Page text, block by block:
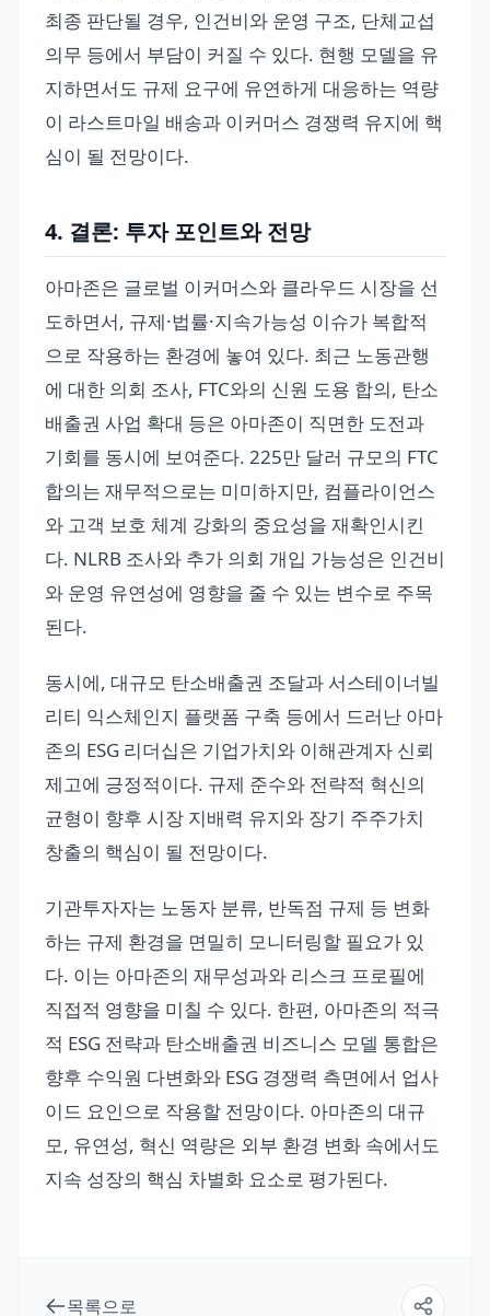
최종 판단될 경우, 인건비와 운영 구조, 단체교섭
의무 등에서 부담이 커질 수 있다. 현행 모델을 유
지하면서도 규제 요구에 유연하게 대응하는 역량
이 라스트마일 배송과 이커머스 경쟁력 유지에 핵
심이 될 전망이다.
4. 결론: 투자 포인트와 전망
아마존은 글로벌 이커머스와 클라우드 시장을 선
도하면서, 규제·법률·지속가능성 이슈가 복합적
으로 작용하는 환경에 놓여 있다. 최근 노동관행
에 대한 의회 조사, FTC와의 신원 도용 합의, 탄소
배출권 사업 확대 등은 아마존이 직면한 도전과
기회를 동시에 보여준다. 225만 달러 규모의 FTC
합의는 재무적으로는 미미하지만, 컴플라이언스
와 고객 보호 체계 강화의 중요성을 재확인시킨
다. NLRB 조사와 추가 의회 개입 가능성은 인건비
와 운영 유연성에 영향을 줄 수 있는 변수로 주목
된다.
동시에, 대규모 탄소배출권 조달과 서스테이너빌
리티 익스체인지 플랫폼 구축 등에서 드러난 아마
존의 ESG 리더십은 기업가치와 이해관계자 신뢰
제고에 긍정적이다. 규제 준수와 전략적 혁신의
균형이 향후 시장 지배력 유지와 장기 주주가치
창출의 핵심이 될 전망이다.
기관투자자는 노동자 분류, 반독점 규제 등 변화
하는 규제 환경을 면밀히 모니터링할 필요가 있
다. 이는 아마존의 재무성과와 리스크 프로필에
직접적 영향을 미칠 수 있다. 한편, 아마존의 적극
적 ESG 전략과 탄소배출권 비즈니스 모델 통합은
향후 수익원 다변화와 ESG 경쟁력 측면에서 업사
이드 요인으로 작용할 전망이다. 아마존의 대규
모, 유연성, 혁신 역량은 외부 환경 변화 속에서도
지속 성장의 핵심 차별화 요소로 평가된다.
목록으로